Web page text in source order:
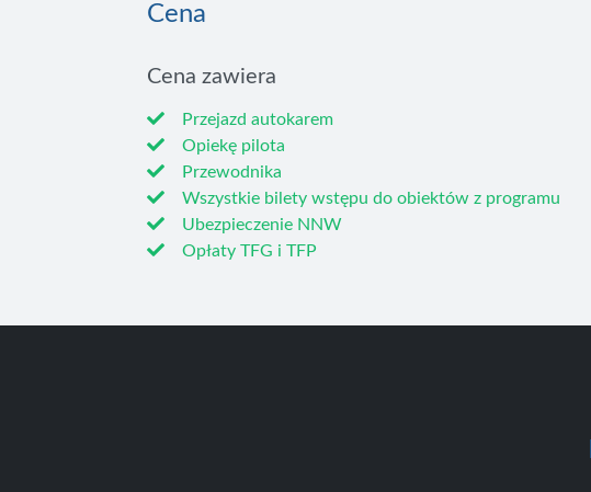
Cena
Cena zawiera
Przejazd autokarem
Opiekę pilota
Przewodnika
Wszystkie bilety wstępu do obiektów z programu
Ubezpieczenie NNW
Opłaty TFG i TFP